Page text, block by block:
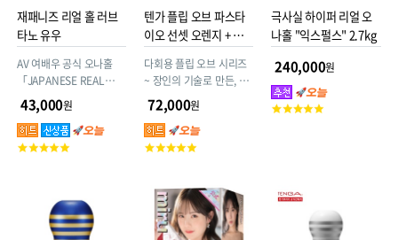
재패니즈 리얼 홀 러브
타노 유우
AV 여배우 공식 오나홀
「JAPANESE REAL
HOLE LOVE_」 동안 미
소녀. L컵 초대형 가슴! 이
차원급 에로 BODY!! 타노
유우의 그곳을 끝까지 만
43,000원
고
텐가 플립 오브 파스타
이오 선셋 오렌지 + 플
은품
다회용 플립 오브 시리즈
~ 장인의 기술로 만든, 촉
감 속에 심이 있는 자극.
72,000원
고
극사실 하이퍼 리얼 오
나홀 "익스펄스" 2.7kg
240,000원
고